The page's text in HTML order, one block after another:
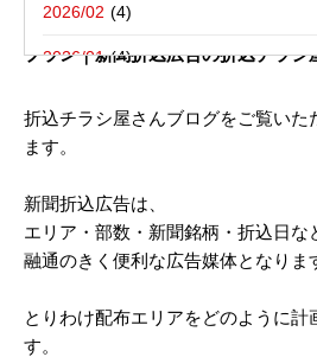
2026/02
2026/01
2025/10
2025/08
2025/07
2025/05
東京都／東中神駅の広告／新聞折
プラン｜新聞折込広告の折込チラシ
折込チラシ屋さんブログをご覧いた
ます。
新聞折込広告は、
エリア・部数・新聞銘柄・折込日な
融通のきく便利な広告媒体となりま
とりわけ配布エリアをどのように計
す。